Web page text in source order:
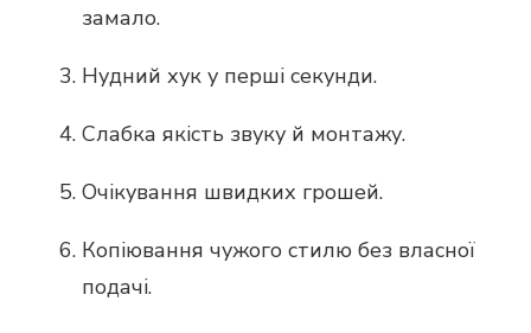
замало.
Нудний хук у перші секунди.
Слабка якість звуку й монтажу.
Очікування швидких грошей.
Копіювання чужого стилю без власної
подачі.